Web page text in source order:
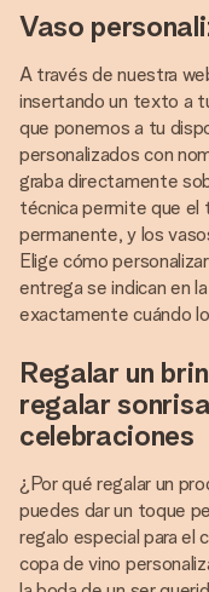
Vaso
A través de nuestra
insertando un texto a
que ponemos a tu
personalizados con
graba directamente
técnica permite que
permanente, y los
Elige cómo
entrega se indican en
exactamente cuándo
Regalar un
regalar
celebraciones
¿Por qué regalar un
puedes dar un toque
regalo especial para el
copa de vino